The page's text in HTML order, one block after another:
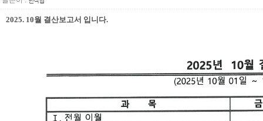
2025. 10월 결산보고서 입니다.